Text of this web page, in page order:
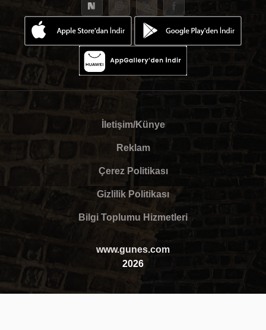
İletişim/Künye
Reklam
Çerez Politikası
Gizlilik Politikası
Bilgi Toplumu Hizmetleri
www.gunes.com
2026